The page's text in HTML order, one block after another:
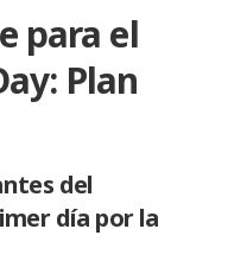
para el
Plan
del
día por la